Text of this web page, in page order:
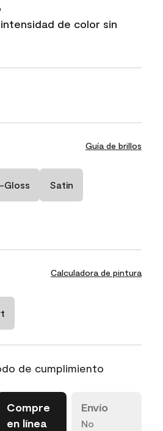
de color sin
Guía de brillos
Gloss Satin
Calculadora de pintura
de cumplimiento
Compre
en línea
Envío
No